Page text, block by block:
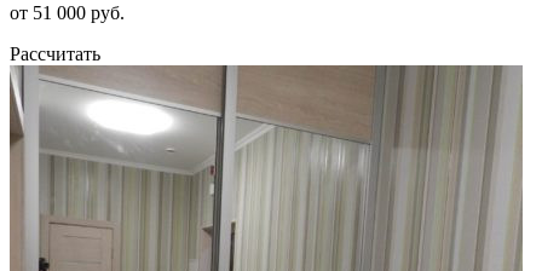
от 51 000 руб.
Рассчитать